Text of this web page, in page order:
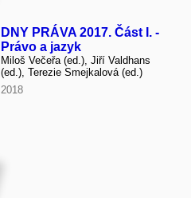
DNY PRÁVA 2017. Část I. -
Právo a jazyk
Miloš Večeřa (ed.), Jiří Valdhans
(ed.), Terezie Smejkalová (ed.)
2018